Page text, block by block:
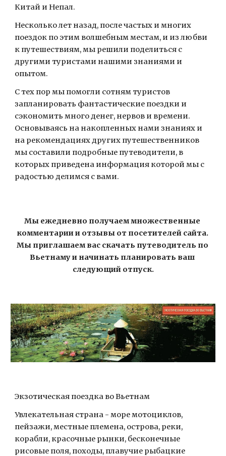
Китай и Непал.
Несколько лет назад, после частых и многих
поездок по этим волшебным местам, и из любви
к путешествиям, мы решили поделиться с
другими туристами нашими знаниями и
опытом.
С тех пор мы помогли сотням туристов
запланировать фантастические поездки и
сэкономить много денег, нервов и времени.
Основываясь на накопленных нами знаниях и
на рекомендациях других путешественников
мы составили подробные путеводители, в
которых приведена информация которой мы с
радостью делимся с вами.
Мы ежедневно получаем множественные
комментарии и отзывы от посетителей сайта.
Мы приглашаем вас скачать путеводитель по
Вьетнаму и начинать планировать ваш
следующий отпуск.
Экзотическая поездка во Вьетнам
Увлекательная страна - море мотоциклов,
пейзажи, местные племена, острова, реки,
корабли, красочные рынки, бесконечные
рисовые поля, походы, плавучие рыбацкие